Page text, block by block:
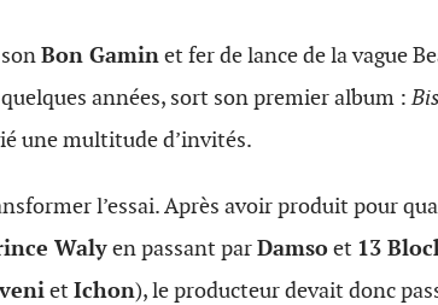
Bon Gaminet fer de lance de la vague
années, sort son premier album :
une multitude d’invités.
l’essai. Après avoir produit pour
Walyen passant parDamsoet 13
et Ichon), le producteur devait donc